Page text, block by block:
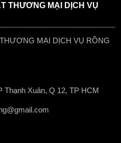
THƯƠNG MẠI DỊCH VỤ
MẠI DỊCH VỤ RỒNG
Thạnh Xuân, Q 12, TP HCM